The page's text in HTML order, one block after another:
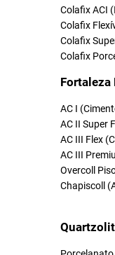
Colafix ACI
Colafix
Colafix
Colafix
Fortaleza
AC I
AC II Super
AC III Flex
AC III
Overcoll
Chapiscoll